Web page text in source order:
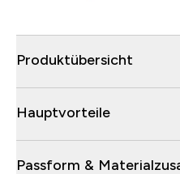
Produktübersicht
Hauptvorteile
Passform &